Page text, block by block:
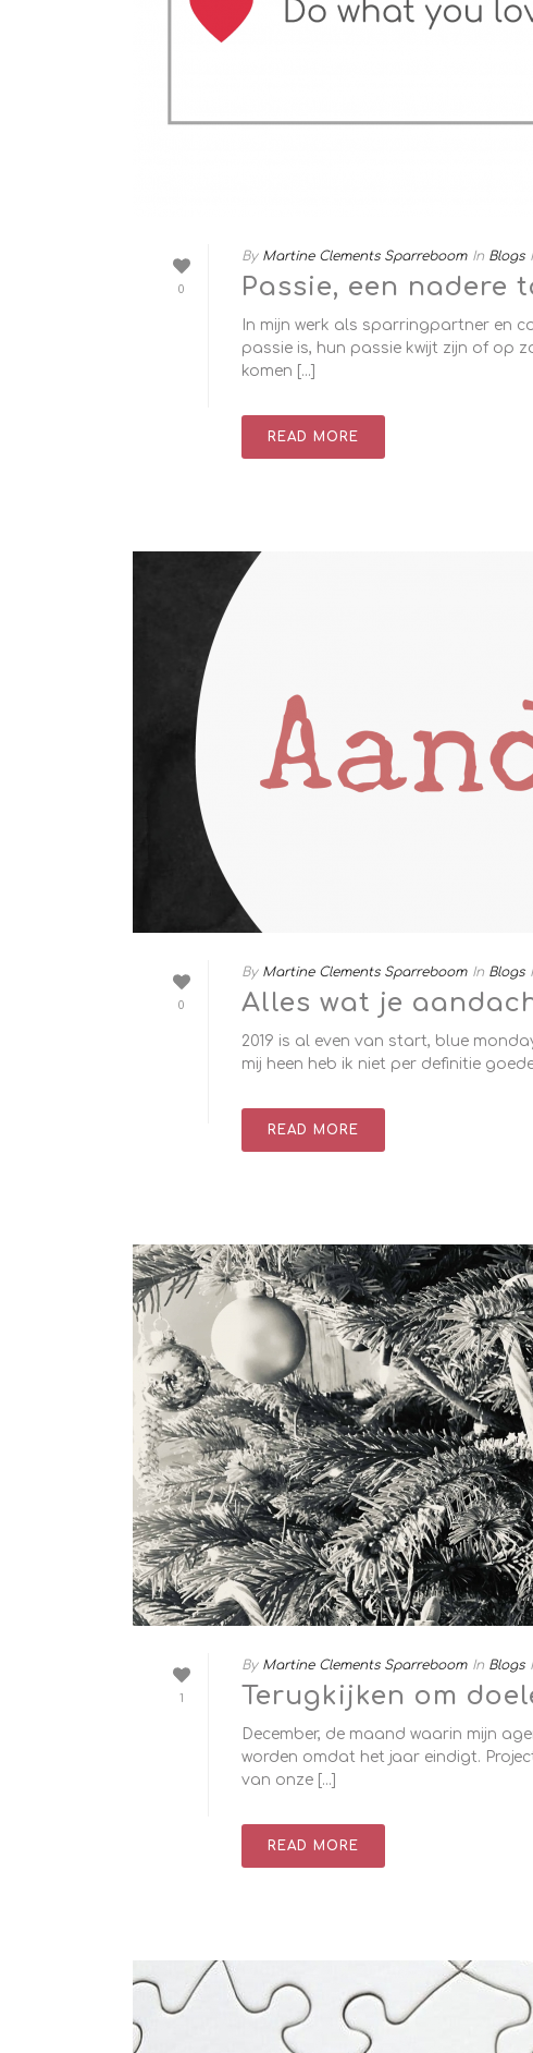
0
By Martine Clements Sparreboom In Blogs
Passie, een nadere
In mijn werk als sparringpartner en
passie is, hun passie kwijt zijn of op
komen [...]
READ MORE
0
By Martine Clements Sparreboom In Blogs
Alles wat je
2019 is al even van start, blue
mij heen heb ik niet per definitie
READ MORE
1
By Martine Clements Sparreboom In Blogs
Terugkijken om
December, de maand waarin mijn
worden omdat het jaar eindigt.
van onze [...]
READ MORE